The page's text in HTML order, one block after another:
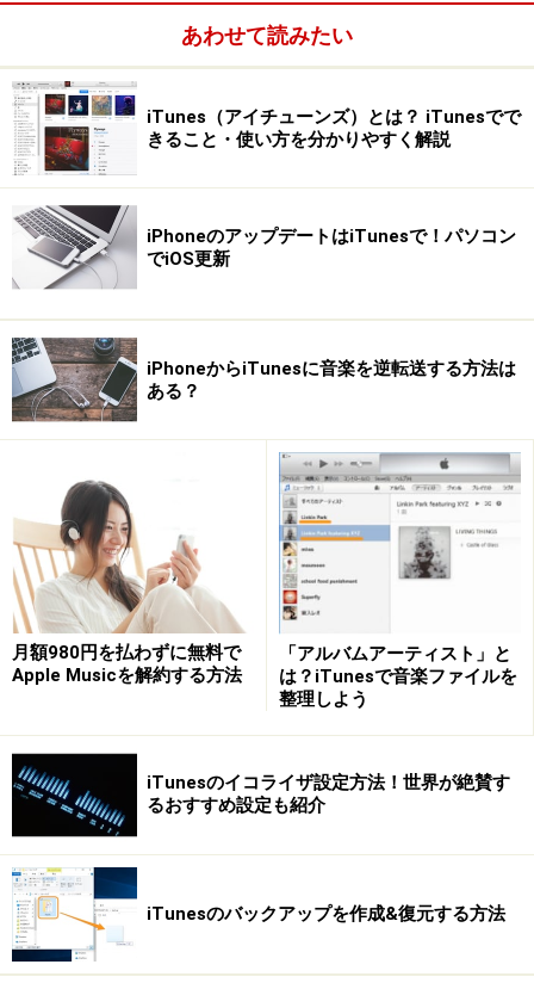
［iTunes Store］をクリック
ト］をクリックします。
この画面ではApple IDだけでなく、住所や購入履歴など
も確認できます。パスワードを変更するときには、パス
あわせて読みたい
iTunes（アイチューンズ）とは？ iTunesでで
きること・使い方を分かりやすく解説
iPhoneのアップデートはiTunesで！パソコン
でiOS更新
iPhoneからiTunesに音楽を逆転送する方法は
ある？
月額980円を払わずに無料で
Apple Musicを解約する方法
「アルバムアーティスト」と
は？iTunesで音楽ファイルを
整理しよう
iTunesのイコライザ設定方法！世界が絶賛す
るおすすめ設定も紹介
iTunesのバックアップを作成&復元する方法